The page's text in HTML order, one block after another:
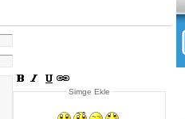
Simge Ekle